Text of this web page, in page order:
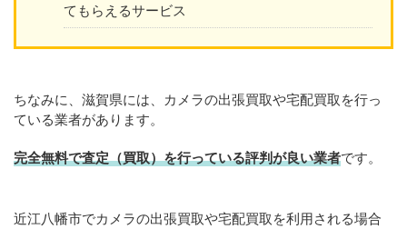
てもらえるサービス
ちなみに、滋賀県には、カメラの出張買取や宅配買取を行っ
ている業者があります。
完全無料で査定（買取）を行っている評判が良い業者です。
近江八幡市でカメラの出張買取や宅配買取を利用される場合